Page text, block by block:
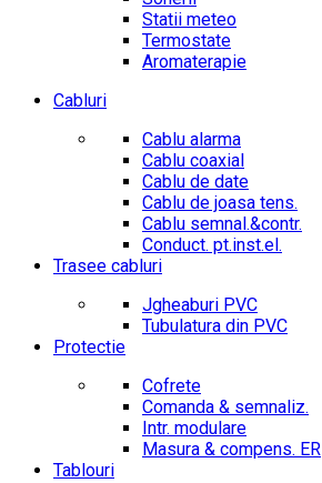
Statii meteo
Termostate
Aromaterapie
Cabluri
Cablu alarma
Cablu coaxial
Cablu de date
Cablu de joasa tens.
Cablu semnal.&contr.
Conduct. pt.inst.el.
Trasee cabluri
Jgheaburi PVC
Tubulatura din PVC
Protectie
Cofrete
Comanda & semnaliz.
Intr. modulare
Masura & compens. ER
Tablouri